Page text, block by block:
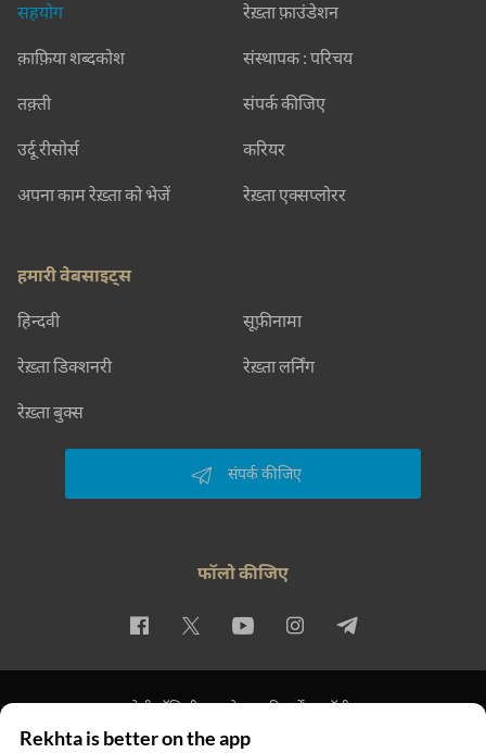
सहयोग
क़ाफ़िया शब्दकोश
तक़्ती
उर्दू रीसोर्स
अपना काम रेख़्ता को भेजें
रेख़्ता फ़ाउंडेशन
संस्थापक : परिचय
संपर्क कीजिए
करियर
रेख़्ता एक्सप्लोरर
हमारी वेबसाइट्स
हिन्दवी सूफ़ीनामा
रेख़्ता डिक्शनरी रेख़्ता लर्निंग
रेख़्ता बुक्स
संपर्क कीजिए
फॉलो कीजिए
प्राइवेसी पॉलिसी इस्तेमाल की शर्तें कॉपीराइट
© 2026 Rekhta™ Foundation. All rights reserved.
Rekhta is better on the app